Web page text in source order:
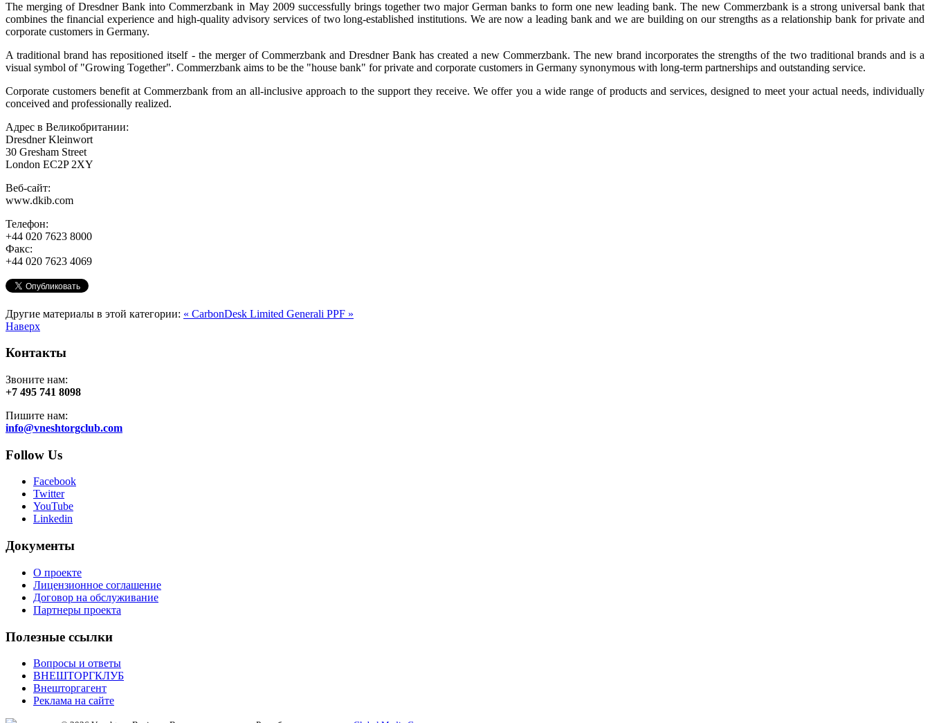
The merging of Dresdner Bank into Commerzbank in May 2009 successfully brings together two major German banks to form one new leading bank. The new Commerzbank is a strong universal bank that
combines the financial experience and high-quality advisory services of two long-established institutions. We are now a leading bank and we are building on our strengths as a relationship bank for private and
corporate customers in Germany.
A traditional brand has repositioned itself - the merger of Commerzbank and Dresdner Bank has created a new Commerzbank. The new brand incorporates the strengths of the two traditional brands and is a
visual symbol of "Growing Together". Commerzbank aims to be the "house bank" for private and corporate customers in Germany synonymous with long-term partnerships and outstanding service.
Corporate customers benefit at Commerzbank from an all-inclusive approach to the support they receive. We offer you a wide range of products and services, designed to meet your actual needs, individually
conceived and professionally realized.
Адрес в Великобритании:
Dresdner Kleinwort
30 Gresham Street
London EC2P 2XY
Веб-сайт:
www.dkib.com
Телефон:
+44 020 7623 8000
Факс:
+44 020 7623 4069
Другие материалы в этой категории: « CarbonDesk Limited Generali PPF »
Наверх
Контакты
Звоните нам:
+7 495 741 8098
Пишите нам:
info@vneshtorgclub.com
Follow Us
Facebook
Twitter
YouTube
Linkedin
Документы
О проекте
Лицензионное соглашение
Договор на обслуживание
Партнеры проекта
Полезные ссылки
Вопросы и ответы
ВНЕШТОРГКЛУБ
Внешторгагент
Реклама на сайте